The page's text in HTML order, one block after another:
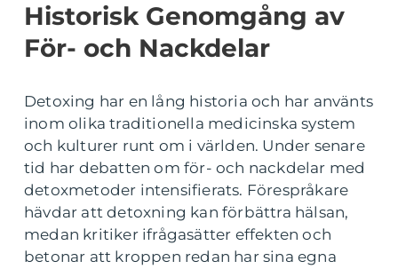
Historisk Genomgång av
För- och Nackdelar
Detoxing har en lång historia och har använts
inom olika traditionella medicinska system
och kulturer runt om i världen. Under senare
tid har debatten om för- och nackdelar med
detoxmetoder intensifierats. Förespråkare
hävdar att detoxning kan förbättra hälsan,
medan kritiker ifrågasätter effekten och
betonar att kroppen redan har sina egna